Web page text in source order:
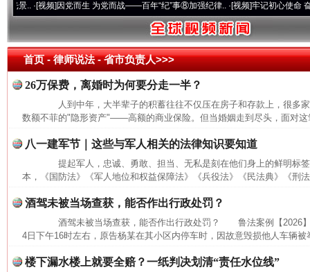
·[视频]因党而生 为党而战——百年“纪”事⑧加强纪律..·[视频]牢记初心使命 奋进复兴
首页- 律师说法 -省市负责人>>>
26万保费，离婚时为何要分走一半？
人到中年，大半辈子的积蓄往往不仅压在房子和存款上，很多
数额不菲的"隐形资产"——高额的商业保险。但当婚姻走到尽头，面对这
八一建军节｜这些与军人相关的法律知识要知道
提起军人，忠诚、勇敢、担当、无私是刻在他们身上的鲜明标
本，《国防法》《军人地位和权益保障法》《兵役法》《民法典》《刑
酒驾未被当场查获，能否作出行政处罚？
酒驾未被当场查获，能否作出行政处罚？ 鲁法案例【
4日下午16时左右，原告杨某在其小区内停车时，因故意毁损他人车辆
楼下漏水楼上就要全赔？一纸判决划清“责任水位线”